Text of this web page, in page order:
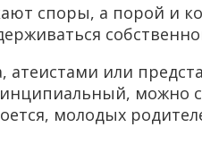
споры, а порой и
или
можно
молодых